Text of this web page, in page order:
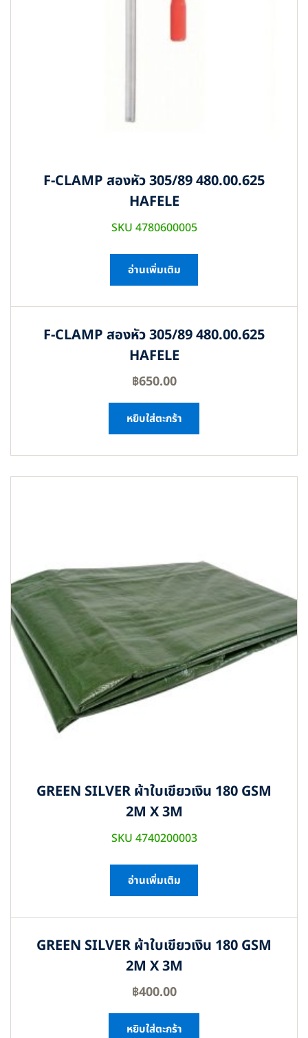
F-CLAMP สองหัว 305/89 480.00.625
HAFELE
SKU 4780600005
อ่านเพิ่มเติม
F-CLAMP สองหัว 305/89 480.00.625
HAFELE
฿650.00
หยิบใส่ตะกร้า
GREEN SILVER ผ้าใบเขียวเงิน 180 GSM
2M X 3M
SKU 4740200003
อ่านเพิ่มเติม
GREEN SILVER ผ้าใบเขียวเงิน 180 GSM
2M X 3M
฿400.00
หยิบใส่ตะกร้า